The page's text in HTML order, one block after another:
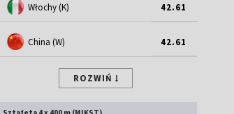
Włochy (K) 42.61
China (W) 42.61
ROZWIŃ